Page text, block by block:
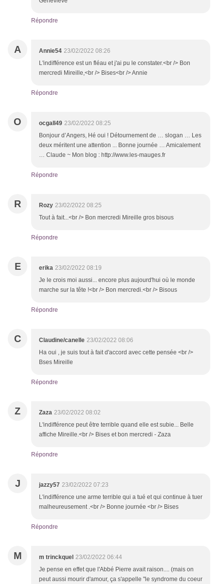
Répondre
A Annie54 23/02/2022 08:26
L'indifférence est un fléau et j'ai pu le constater.<br /> Bon
mercredi Mireille,<br /> Bises<br /> Annie
Répondre
O ocgall49 23/02/2022 08:25
Bonjour d’Angers, Hé oui ! Détournement de … slogan … Les
deux méritent une attention ... Bonne journée … Amicalement
… Claude ~ Mon blog : http://www.les-mauges.fr
Répondre
R Rozy 23/02/2022 08:25
Tout à fait...<br /> Bon mercredi Mireille gros bisous
Répondre
E erika 23/02/2022 08:19
Je le crois moi aussi... encore plus aujourd'hui où le monde
marche sur la tête !<br /> Bon mercredi.<br /> Bisous
Répondre
C Claudine/canelle 23/02/2022 08:06
Ha oui , je suis tout à fait d'accord avec cette pensée <br />
Bses Mireille
Répondre
Z Zaza 23/02/2022 08:02
L'indifférence peut être terrible quand elle est subie... Belle
affiche Mireille.<br /> Bises et bon mercredi - Zaza
Répondre
J jazzy57 23/02/2022 07:23
L'indifférence une arme terrible qui a tué et qui continue à tuer
malheureusement .<br /> Bonne journée <br /> Bises
Répondre
M m trinckquel 23/02/2022 06:44
Je pense en effet que l'Abbé Pierre avait raison.... (mais on
peut aussi mourir d'amour, ça s'appelle "le syndrome du coeur